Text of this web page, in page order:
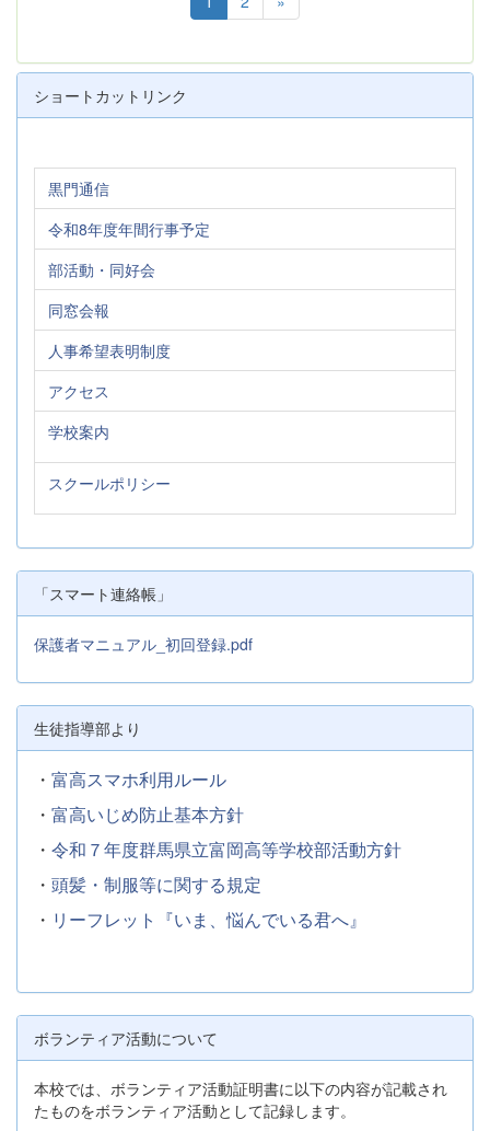
ショートカットリンク
黒門通信
令和8年度年間行事予定
部活動・同好会
同窓会報
人事希望表明制度
アクセス
学校案内
スクールポリシー
「スマート連絡帳」
保護者マニュアル_初回登録.pdf
生徒指導部より
・ 富高スマホ利用ルール
・ 富高いじめ防止基本方針
・ 令和７年度群馬県立富岡高等学校部活動方針
・ 頭髪・制服等に関する規定
・ リーフレット『いま、悩んでいる君へ』
ボランティア活動について
本校では、ボランティア活動証明書に以下の内容が記載され
たものをボランティア活動として記録します。